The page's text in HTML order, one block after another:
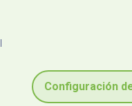
Configuración